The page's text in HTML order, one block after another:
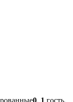
0, 1 гость.